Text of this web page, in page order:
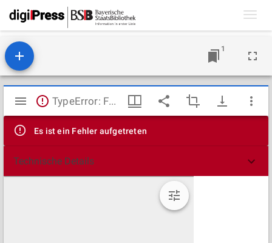
1
Mirador
Viewer
TypeError: Failed to fetch
Es ist ein Fehler aufgetreten
Technische Details